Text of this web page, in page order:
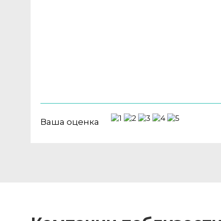
Ваша оценка